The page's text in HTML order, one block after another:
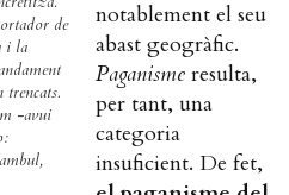
de
i la
-avui
notablement el seu
abast geogràfic.
Paganisme resulta,
per tant, una
categoria
insuficient. De fet,